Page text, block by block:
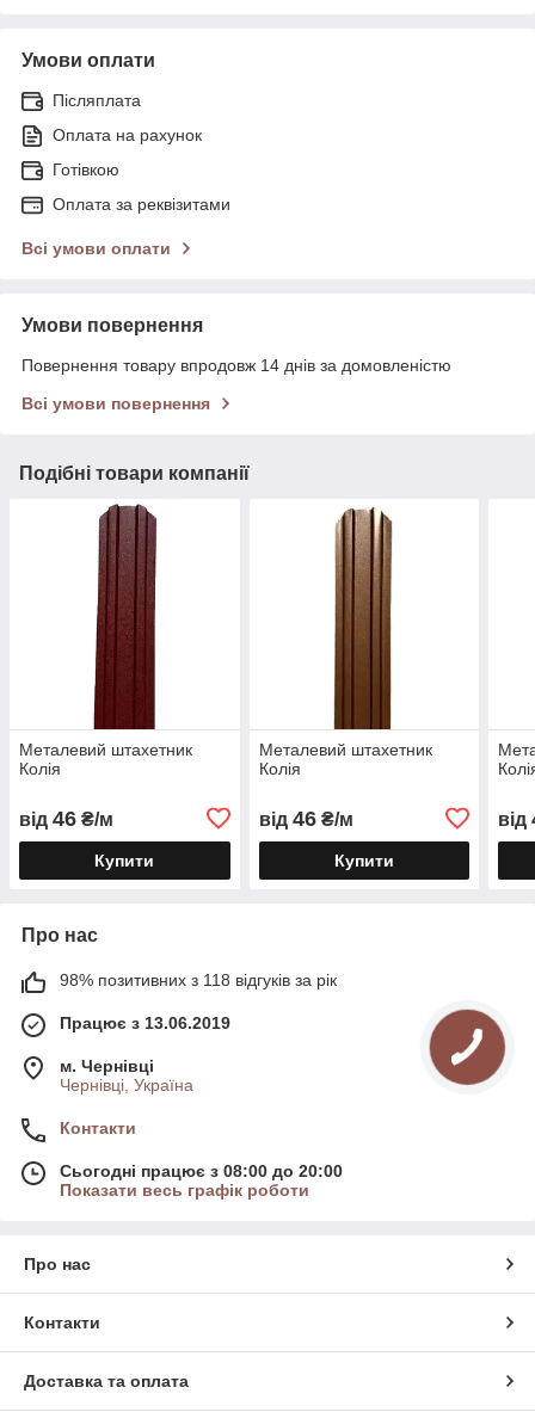
Умови оплати
Післяплата
Оплата на рахунок
Готівкою
Оплата за реквізитами
Всі умови оплати
Умови повернення
Повернення товару впродовж 14 днів за домовленістю
Всі умови повернення
Подібні товари компанії
Металевий штахетник
Колія
від 46 ₴/м
Купити
Металевий штахетник
Колія
від 46₴/м
Купити
від
Про нас
98% позитивних з 118 відгуків за рік
Працює з 13.06.2019
м. Чернівці
Чернівці, Україна
Контакти
Сьогодні працює з 08:00 до 20:00
Показати весь графік роботи
Про нас
Контакти
Доставка та оплата